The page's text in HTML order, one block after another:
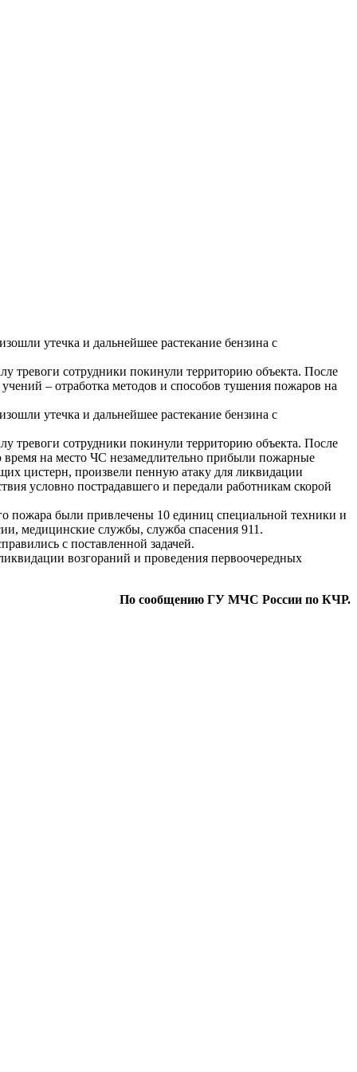
утечка и дальнейшее растекание бензина с
сотрудники покинули территорию объекта. После
– отработка методов и способов тушения пожаров на
утечка и дальнейшее растекание бензина с
сотрудники покинули территорию объекта. После
на место ЧС незамедлительно прибыли пожарные
цистерн, произвели пенную атаку для ликвидации
условно пострадавшего и передали работникам скорой
пожара были привлечены 10 единиц специальной техники и
медицинские службы, служба спасения 911.
с поставленной задачей.
возгораний и проведения первоочередных
По сообщению ГУ МЧС России по КЧР.